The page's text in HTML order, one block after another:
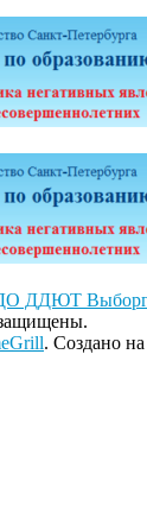
ДДЮТ
. Создано на